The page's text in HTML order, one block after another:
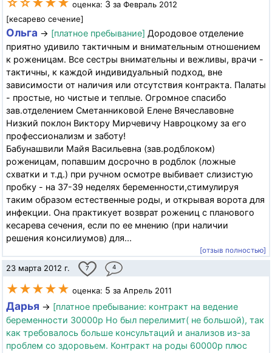
☆☆★★★ оценка: 3 за Февраль 2012
[кесарево сечение]
Ольга → [платное пребывание] Дородовое отделение
приятно удивило тактичным и внимательным отношением
к роженицам. Все сестры внимательны и вежливы, врачи -
тактичны, к каждой индивидуальный подход, вне
зависимости от наличия или отсутствия контракта. Палаты
- простые, но чистые и теплые. Огромное спасибо
зав.отделением Сметанниковой Елене Вячеславовне
Низкий поклон Виктору Мирчевичу Навроцкому за его
профессионализм и заботу!
Бабунашвили Майя Васильевна (зав.родблоком)
роженицам, попавшим досрочно в родблок (ложные
схватки и т.д.) при ручном осмотре выбивает слизистую
пробку - на 37-39 неделях беременности,стимулируя
таким образом естественные роды, и открывая ворота для
инфекции. Она практикует возврат рожениц с планового
кесарева сечения, если по ее мнению (при наличии
решения консилиумов) для...
[отзыв полностью]
23 марта 2012 г. 7 4
★★★★★ оценка: 5 за Апрель 2011
Дарья → [платное пребывание: контракт на ведение
беременности 30000р Но был перелимит( не большой), так
как требовалось больше консультаций и анализов из-за
проблем со здоровьем. Контракт на роды 60000р плюс